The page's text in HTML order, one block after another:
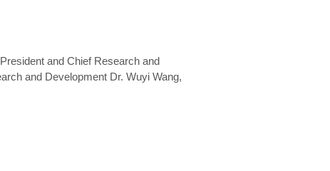
and Chief Research and
and Development Dr. Wuyi Wang,